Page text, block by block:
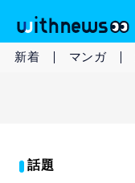
新着 マンガ
話題